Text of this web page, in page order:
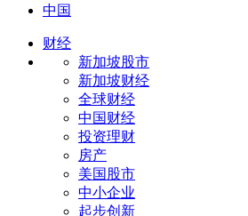
中国
财经
新加坡股市
新加坡财经
全球财经
中国财经
投资理财
房产
美国股市
中小企业
起步创新